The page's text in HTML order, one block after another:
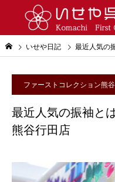
いせや日記 最近人気の
ファーストコレクション熊
最近人気の振袖と
熊谷行田店